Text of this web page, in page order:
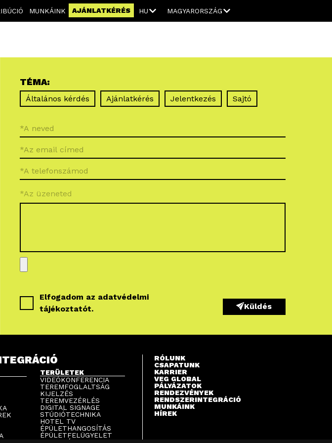
MUNKÁINK AJÁNLATKÉRÉS HU MAGYARORSZÁG
TÉMA:
Általános kérdés Ajánlatkérés Jelentkezés Sajtó
*Az üzeneted
Elfogadom az adatvédelmi
tájékoztatót. Küldés
TERÜLETEK
VIDEÓKONFERENCIA
TEREMFOGLALTSÁG
KIJELZÉS
TEREMVEZÉRLÉS
DIGITAL SIGNAGE
STÚDIÓTECHNIKA
HOTEL TV
ÉPÜLETHANGOSÍTÁS
ÉPÜLETFELÜGYELET
RÓLUNK
CSAPATUNK
KARRIER
VEG GLOBAL
PÁLYÁZATOK
RENDEZVÉNYEK
RENDSZERINTEGRÁCIÓ
MUNKÁINK
HÍREK